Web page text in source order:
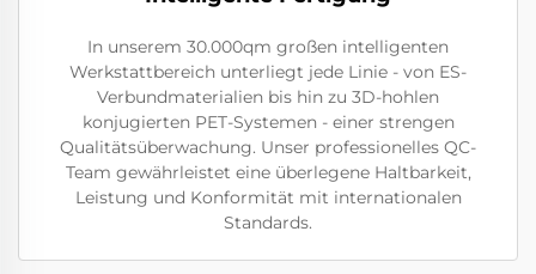
In unserem 30.000qm großen intelligenten
Werkstattbereich unterliegt jede Linie - von ES-
Verbundmaterialien bis hin zu 3D-hohlen
konjugierten PET-Systemen - einer strengen
Qualitätsüberwachung. Unser professionelles QC-
Team gewährleistet eine überlegene Haltbarkeit,
Leistung und Konformität mit internationalen
Standards.